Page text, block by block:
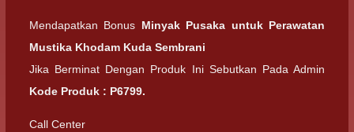
Mendapatkan Bonus Minyak Pusaka untuk Perawatan
Mustika Khodam Kuda Sembrani
Jika Berminat Dengan Produk Ini Sebutkan Pada Admin
Kode Produk : P6799.
Call Center